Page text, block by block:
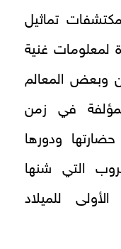
تماثيل
غنية
وبعض المعالم
في زمن
ودورها
التي شنها
للميلاد